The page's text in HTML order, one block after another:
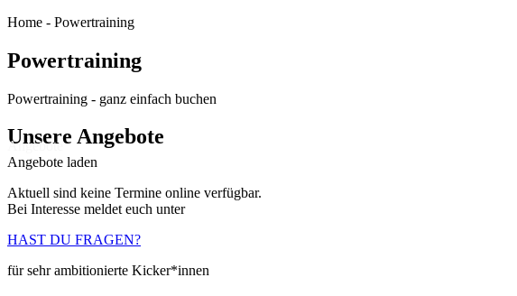
Home - Powertraining
Powertraining
Powertraining - ganz einfach buchen
Unsere Angebote
Angebote
Angebote laden
Aktuell sind keine Termine online verfügbar.
Bei Interesse meldet euch unter
HAST DU FRAGEN?
für sehr ambitionierte Kicker*innen